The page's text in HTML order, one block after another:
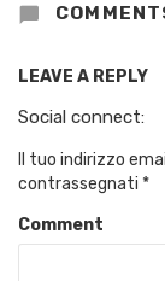
LEAVE A REPLY
Social connect:
Il tuo indirizzo
contrassegnati *
Comment